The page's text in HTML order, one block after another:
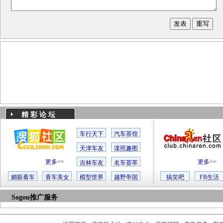
精 彩 论 坛
更多>>
车行天下 汽车茶馆
天津车友 谍照趣图
吉林车友 名车荟萃
媚眼看车 香车美女 模型世界 越野帝国
更多>>
搞笑吧 FB生活
Sogou推广服务